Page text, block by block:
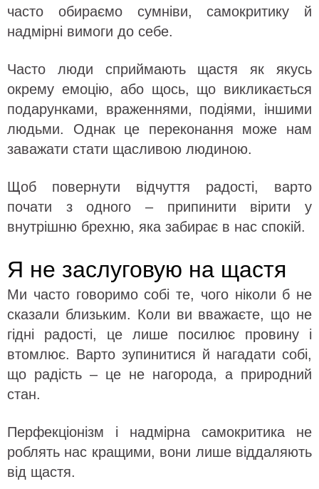
часто обираємо сумніви, самокритику й
надмірні вимоги до себе.
Часто люди сприймають щастя як якусь
окрему емоцію, або щось, що викликається
подарунками, враженнями, подіями, іншими
людьми. Однак це переконання може нам
заважати стати щасливою людиною.
Щоб повернути відчуття радості, варто
почати з одного – припинити вірити у
внутрішню брехню, яка забирає в нас спокій.
Я не заслуговую на щастя
Ми часто говоримо собі те, чого ніколи б не
сказали близьким. Коли ви вважаєте, що не
гідні радості, це лише посилює провину і
втомлює. Варто зупинитися й нагадати собі,
що радість – це не нагорода, а природний
стан.
Перфекціонізм і надмірна самокритика не
роблять нас кращими, вони лише віддаляють
від щастя.